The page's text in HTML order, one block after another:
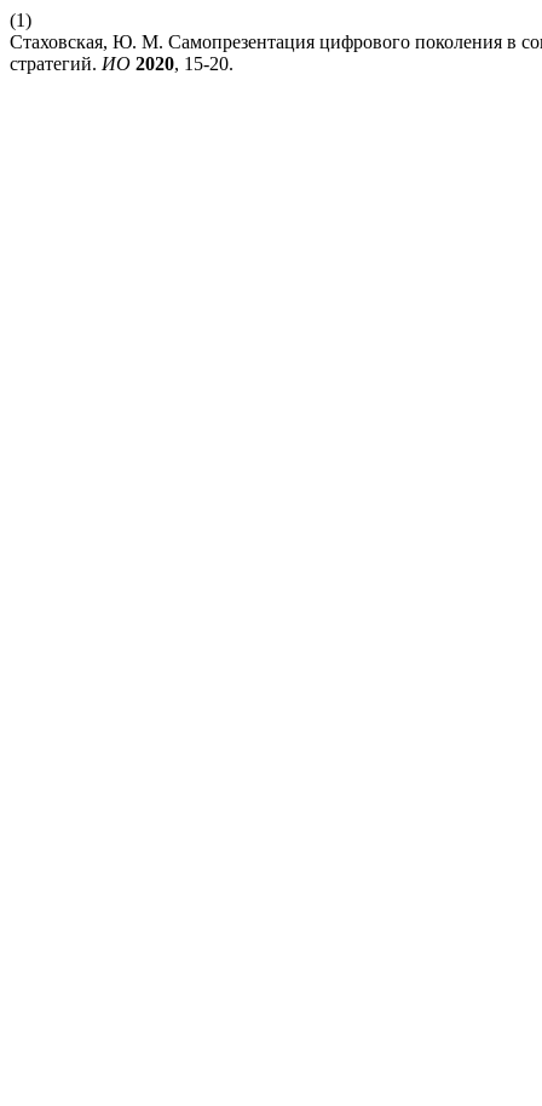
(1)
Стаховская, Ю. М. Самопрезентация цифрового поколения в
стратегий. ИО 2020, 15-20.